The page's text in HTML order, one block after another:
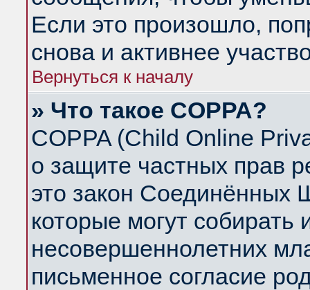
Если это произошло,
снова и активнее
Вернуться к началу
» Что такое COPPA?
COPPA (Child Online
о защите частных прав
это закон Соединённых
которые могут
несовершеннолетних
письменное согласие